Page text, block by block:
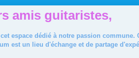
amis guitaristes,
espace dédié à notre passion commune.
est un lieu d'échange et de partage